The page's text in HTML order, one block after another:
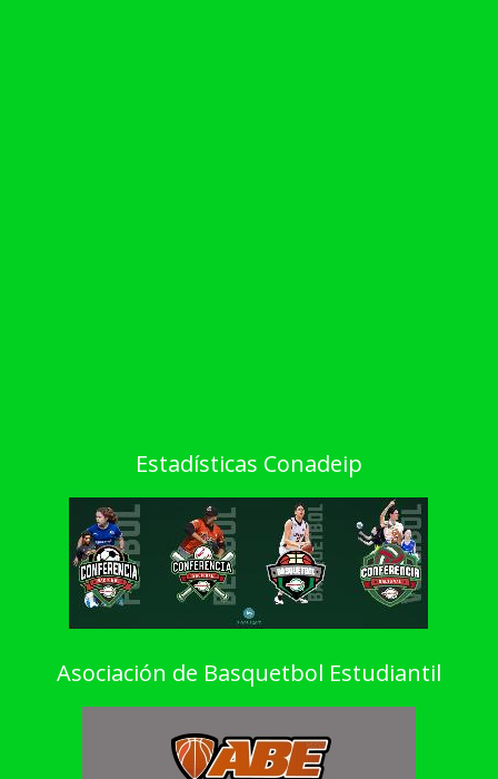
Estadísticas Conadeip
Asociación de Basquetbol Estudiantil